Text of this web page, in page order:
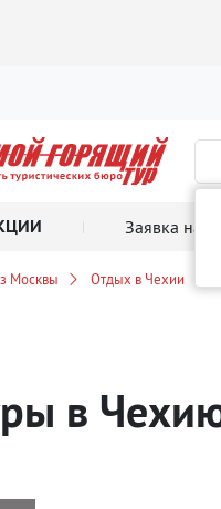
Заявка на тур
Москвы Отдых в Чехии
в